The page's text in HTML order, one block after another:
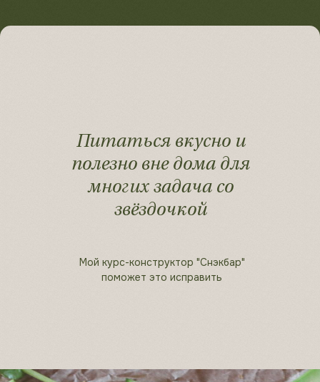
Питаться вкусно и
полезно вне дома для
многих задача со
звёздочкой
Мой курс-конструктор "Снэкбар"
поможет это исправить